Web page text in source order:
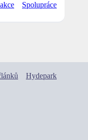
Spolupráce
Hydepark